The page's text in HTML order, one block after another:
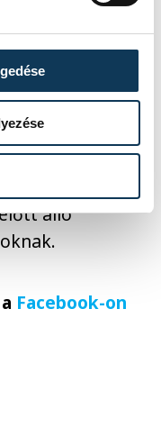
is
valamint
készülnek
álló
Facebook-on